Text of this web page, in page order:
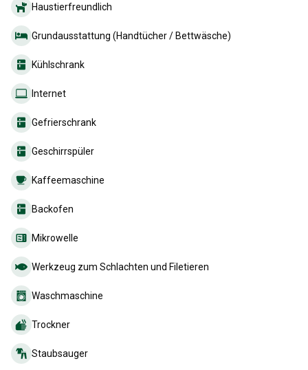
Haustierfreundlich
Grundausstattung (Handtücher / Bettwäsche)
Kühlschrank
Internet
Gefrierschrank
Geschirrspüler
Kaffeemaschine
Backofen
Mikrowelle
Werkzeug zum Schlachten und Filetieren
Waschmaschine
Trockner
Staubsauger